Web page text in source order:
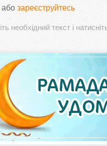
або зареєструйтесь
необхідний текст і